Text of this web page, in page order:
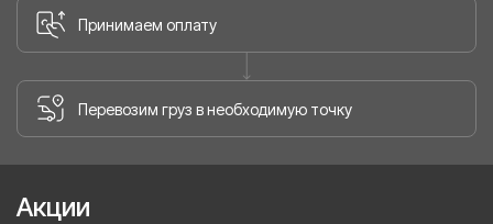
Принимаем оплату
Перевозим груз в необходимую точку
Акции